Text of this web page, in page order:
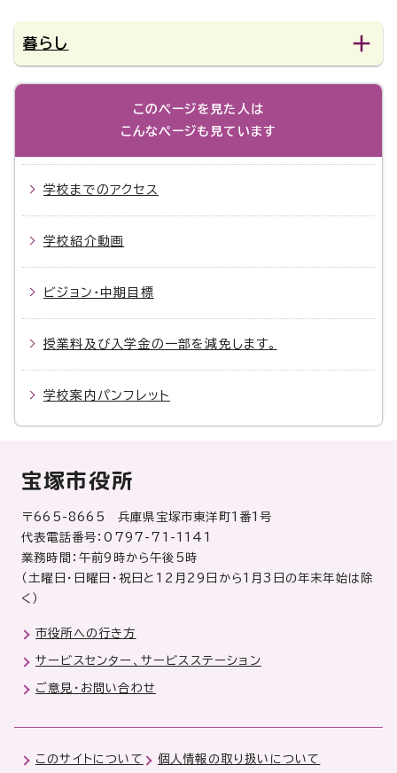
暮らし
このページを見た人は
こんなページも見ています
学校までのアクセス
学校紹介動画
ビジョン・中期目標
授業料及び入学金の一部を減免します。
学校案内パンフレット
宝塚市役所
〒665-8665 兵庫県宝塚市東洋町1番1号
代表電話番号：0797-71-1141
業務時間：午前9時から午後5時
（土曜日・日曜日・祝日と12月29日から1月3日の年末年始は除
く）
市役所への行き方
サービスセンター、サービスステーション
ご意見・お問い合わせ
このサイトについて 個人情報の取り扱いについて